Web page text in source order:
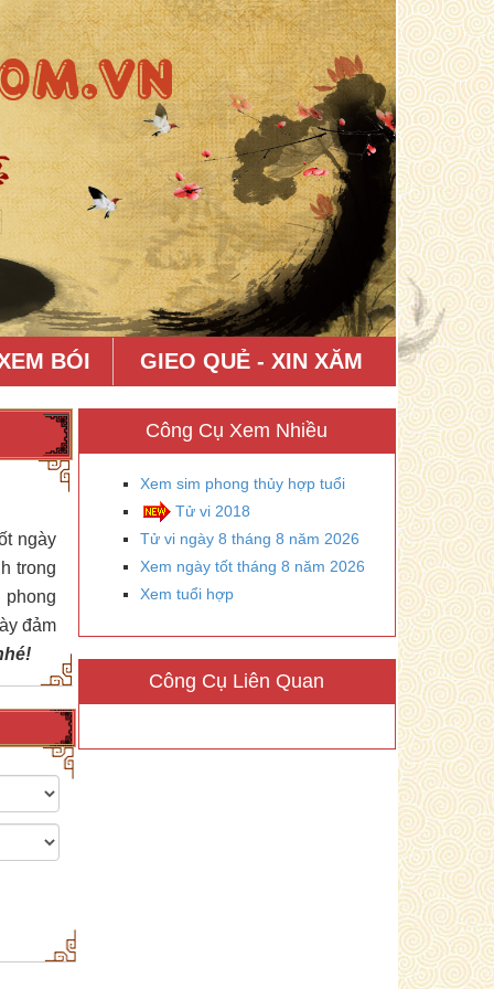
BÓI GIEO QUẺ - XIN XĂM
ngày
trong
đảm
Công Cụ Xem Nhiều
Xem sim phong thủy hợp tuổi
Tử vi 2018
Tử vi ngày 8 tháng 8 năm 2026
Xem ngày tốt tháng 8 năm 2026
Xem tuổi hợp
Công Cụ Liên Quan